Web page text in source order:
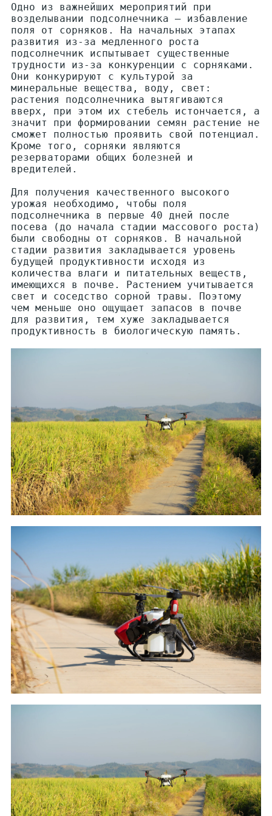
Одно из важнейших мероприятий при
возделывании подсолнечника — избавление
поля от сорняков. На начальных этапах
развития из-за медленного роста
подсолнечник испытывает существенные
трудности из-за конкуренции с сорняками.
Они конкурируют с культурой за
минеральные вещества, воду, свет:
растения подсолнечника вытягиваются
вверх, при этом их стебель истончается, а
значит при формировании семян растение не
сможет полностью проявить свой потенциал.
Кроме того, сорняки являются
резерваторами общих болезней и
вредителей.
Для получения качественного высокого
урожая необходимо, чтобы поля
подсолнечника в первые 40 дней после
посева (до начала стадии массового роста)
были свободны от сорняков. В начальной
стадии развития закладывается уровень
будущей продуктивности исходя из
количества влаги и питательных веществ,
имеющихся в почве. Растением учитывается
свет и соседство сорной травы. Поэтому
чем меньше оно ощущает запасов в почве
для развития, тем хуже закладывается
продуктивность в биологическую память.